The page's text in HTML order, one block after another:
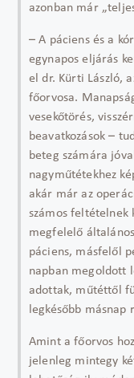
azonban már
– A páciens és a
egynapos eljárás
el dr. Kürti László,
főorvosa.
vesekőtörés,
beavatkozások –
beteg számára
nagyműtétekhez
akár már az
számos feltételnek
megfelelő
páciens, másfelől
napban megoldott
adottak, műtéttől
legkésőbb másnap
Amint a főorvos
jelenleg mintegy